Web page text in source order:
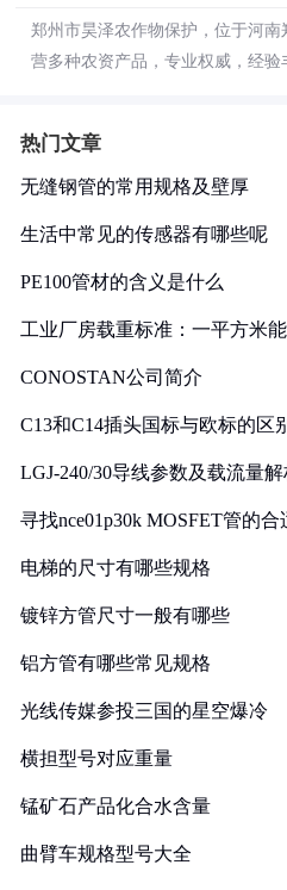
郑州市昊泽农作物保护，位于河南
营多种农资产品，专业权威，经验
热门文章
无缝钢管的常用规格及壁厚
生活中常见的传感器有哪些呢
PE100管材的含义是什么
工业厂房载重标准：一平方米
CONOSTAN公司简介
C13和C14插头国标与欧标的区
LGJ-240/30导线参数及载流量
寻找nce01p30k MOSFET管的
电梯的尺寸有哪些规格
镀锌方管尺寸一般有哪些
铝方管有哪些常见规格
光线传媒参投三国的星空爆冷
横担型号对应重量
锰矿石产品化合水含量
曲臂车规格型号大全